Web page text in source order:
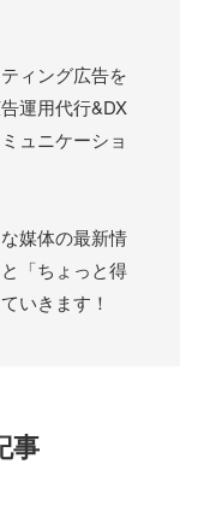
ィング広告を
運用代行&DX
ュニケーショ
媒体の最新情
「ちょっと得
いきます！
事